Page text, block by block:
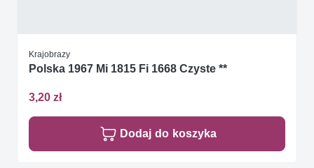
Krajobrazy
Polska 1967 Mi 1815 Fi 1668 Czyste **
3,20 zł
Dodaj do koszyka